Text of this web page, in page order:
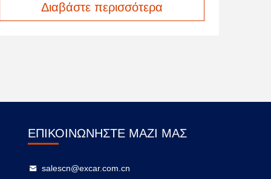
επιλογές που θα ξεπεράσουν τις προσδοκίες
σας, καθιστώντας την εμπειρία αγορών σας
Διαβάστε περισσότερα
ΕΠΙΚΟΙΝΩΝΉΣΤΕ ΜΑΖΊ ΜΑΣ
salescn@excar.com.cn